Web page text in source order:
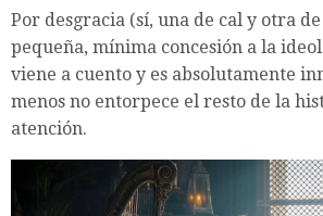
Por desgracia (sí, una de cal y otra
pequeña, mínima concesión a la
viene a cuento y es absolutamente
menos no entorpece el resto de la
atención.